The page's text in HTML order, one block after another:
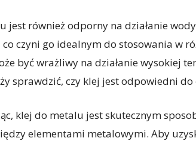
jest również odporny na działanie
co czyni go idealnym do stosowania w
być wrażliwy na działanie wysokiej
sprawdzić, czy klej jest odpowiedni
klej do metalu jest skutecznym
elementami metalowymi. Aby